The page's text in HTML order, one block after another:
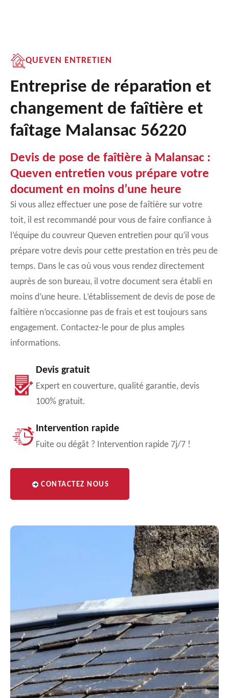
QUEVEN ENTRETIEN
Entreprise de réparation et
changement de faîtière et
faîtage Malansac 56220
Devis de pose de faîtière à Malansac :
Queven entretien vous prépare votre
document en moins d’une heure
Si vous allez effectuer une pose de faîtière sur votre
toit, il est recommandé pour vous de faire confiance à
l’équipe du couvreur Queven entretien pour qu’il vous
prépare votre devis pour cette prestation en très peu de
temps. Dans le cas où vous vous rendez directement
auprès de son bureau, il votre document sera établi en
moins d’une heure. L’établissement de devis de pose de
faîtière n’occasionne pas de frais et est toujours sans
engagement. Contactez-le pour de plus amples
informations.
Devis gratuit
Expert en couverture, qualité garantie, devis
100% gratuit.
Intervention rapide
Fuite ou dégât ? Intervention rapide 7j/7 !
CONTACTEZ NOUS